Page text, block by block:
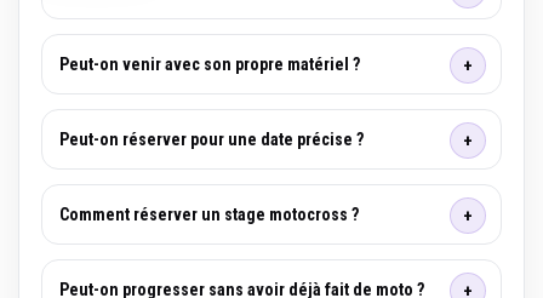
Peut-on venir avec son propre matériel ?
Peut-on réserver pour une date précise ?
Comment réserver un stage motocross ?
Peut-on progresser sans avoir déjà fait de moto ?